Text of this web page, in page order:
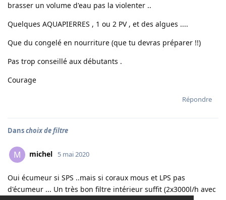
brasser un volume d'eau pas la violenter ..
Quelques AQUAPIERRES , 1 ou 2 PV , et des algues ....
Que du congelé en nourriture (que tu devras préparer !!)
Pas trop conseillé aux débutants .
Courage
Répondre
Danschoix de filtre
M michel 5 mai 2020
Oui écumeur si SPS ..mais si coraux mous et LPS pas
d'écumeur ... Un très bon filtre intérieur suffit (2x3000l/h avec